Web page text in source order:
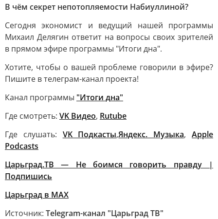
В чём секрет непотопляемости Набиуллиной?
Сегодня экономист и ведущий нашей программы
Михаил Делягин ответит на вопросы своих зрителей
в прямом эфире программы "Итоги дна".
Хотите, чтобы о вашей проблеме говорили в эфире?
Пишите в телеграм-канал проекта!
Канал программы "Итоги дна"
Где смотреть: VK Видео, Rutube
Где слушать: VK Подкасты,Яндекс. Музыка,Apple
Podcasts
Царьград.ТВ — Не боимся говорить правду |
Подпишись
Царьград в МАХ
Источник: Telegram-канал "Царьград ТВ"